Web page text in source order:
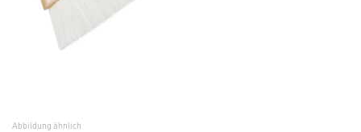
Abbildung ähnlich